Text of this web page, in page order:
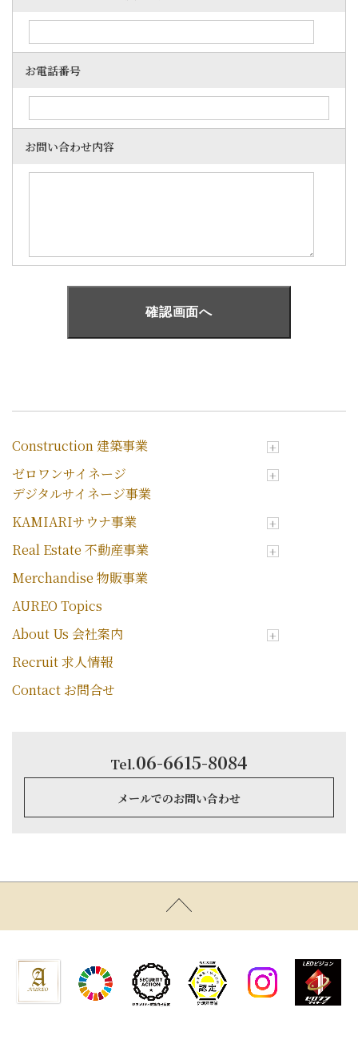
お電話番号
お問い合わせ内容
Construction 建築事業
ゼロワンサイネージ
デジタルサイネージ事業
KAMIARIサウナ事業
Real Estate 不動産事業
Merchandise 物販事業
AUREO Topics
About Us 会社案内
Recruit 求人情報
Contact お問合せ
Tel.06-6615-8084
メールでのお問い合わせ